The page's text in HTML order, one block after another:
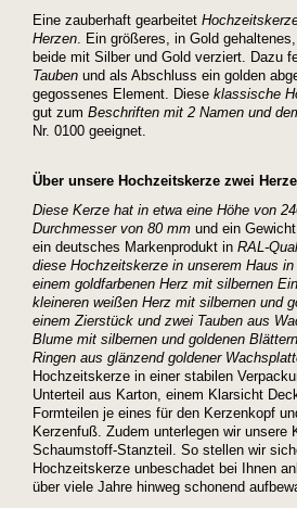
Eine zauberhaft gearbeitet
Herzen. Ein größeres, in Gold
beide mit Silber und Gold verziert. Dazu
Tauben und als Abschluss ein golden
gegossenes Element. Diese klassische
gut zum Beschriften mit 2 Namen und
Nr. 0100 geeignet.
Über unsere Hochzeitskerze zwei
Diese Kerze hat in etwa eine Höhe von
Durchmesser von 80 mm und ein
ein deutsches Markenprodukt in RAL-
diese Hochzeitskerze in unserem Haus
einem goldfarbenen Herz mit silbernen
kleineren weißen Herz mit silbernen und
einem Zierstück und zwei Tauben aus
Blume mit silbernen und goldenen
Ringen aus glänzend goldener
Hochzeitskerze in einer stabilen
Unterteil aus Karton, einem Klarsicht
Formteilen je eines für den Kerzenkopf
Kerzenfuß. Zudem unterlegen wir unsere
Schaumstoff-Stanzteil. So stellen wir
Hochzeitskerze unbeschadet bei Ihnen
über viele Jahre hinweg schonend